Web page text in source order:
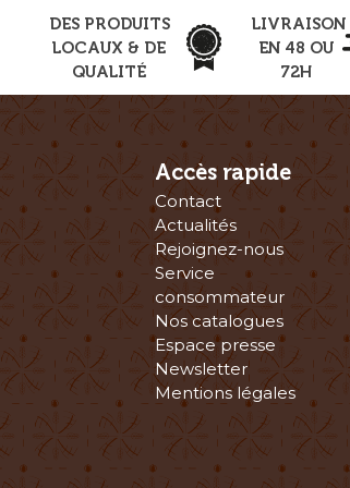
DES PRODUITS
LOCAUX & DE
QUALITÉ
LIVRAISON
EN 48 OU
72H
Accès rapide
Contact
Actualités
Rejoignez-nous
Service
consommateur
Nos catalogues
Espace presse
Newsletter
Mentions légales